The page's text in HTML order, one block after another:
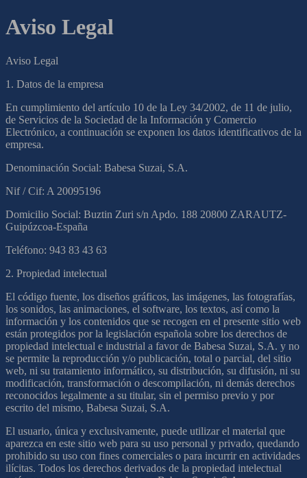
Aviso Legal
Aviso Legal
1. Datos de la empresa
En cumplimiento del artículo 10 de la Ley 34/2002, de 11 de julio,
de Servicios de la Sociedad de la Información y Comercio
Electrónico, a continuación se exponen los datos identificativos de la
empresa.
Denominación Social: Babesa Suzai, S.A.
Nif / Cif: A 20095196
Domicilio Social: Buztin Zuri s/n Apdo. 188 20800 ZARAUTZ-
Guipúzcoa-España
Teléfono: 943 83 43 63
2. Propiedad intelectual
El código fuente, los diseños gráficos, las imágenes, las fotografías,
los sonidos, las animaciones, el software, los textos, así como la
información y los contenidos que se recogen en el presente sitio web
están protegidos por la legislación española sobre los derechos de
propiedad intelectual e industrial a favor de Babesa Suzai, S.A. y no
se permite la reproducción y/o publicación, total o parcial, del sitio
web, ni su tratamiento informático, su distribución, su difusión, ni su
modificación, transformación o descompilación, ni demás derechos
reconocidos legalmente a su titular, sin el permiso previo y por
escrito del mismo, Babesa Suzai, S.A.
El usuario, única y exclusivamente, puede utilizar el material que
aparezca en este sitio web para su uso personal y privado, quedando
prohibido su uso con fines comerciales o para incurrir en actividades
ilícitas. Todos los derechos derivados de la propiedad intelectual